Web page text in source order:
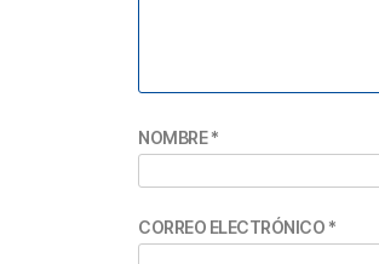
NOMBRE*
CORREO ELECTRÓNICO *